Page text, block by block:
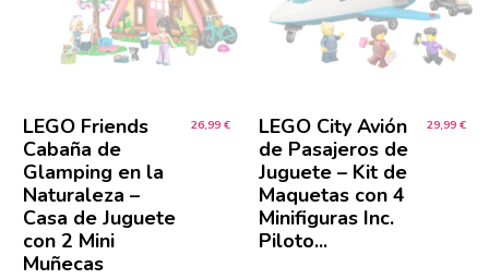
LEGO Friends
Cabaña de
Glamping en la
Naturaleza –
Casa de Juguete
con 2 Mini
Muñecas
26,99 €
LEGO City Avión
de Pasajeros de
Juguete – Kit de
Maquetas con 4
Minifiguras Inc.
Piloto...
29,99 €